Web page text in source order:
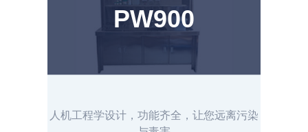
SF736
病理活检标本保存专用设备